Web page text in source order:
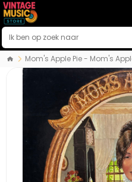
Mom's Apple Pie - Mom's